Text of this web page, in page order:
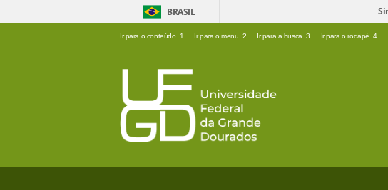
BRASIL
Ir para o conteúdo 1 Ir para o menu 2 Ir para a busca 3 Ir para o rodapé 4